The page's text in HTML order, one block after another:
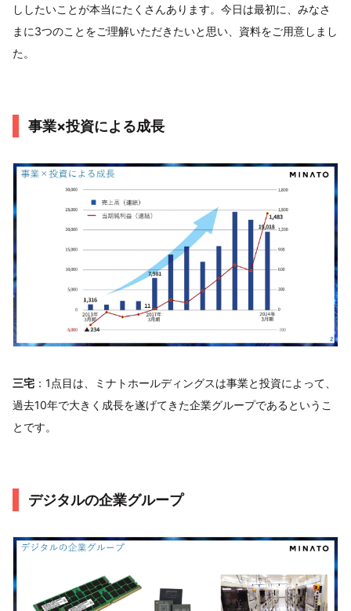
ししたいことが本当にたくさんあります。今日は最初に、みなさ
まに3つのことをご理解いただきたいと思い、資料をご用意しまし
た。
事業×投資による成長
三宅 ：1点目は、ミナトホールディングスは事業と投資によって、
過去10年で大きく成長を遂げてきた企業グループであるというこ
とです。
デジタルの企業グループ